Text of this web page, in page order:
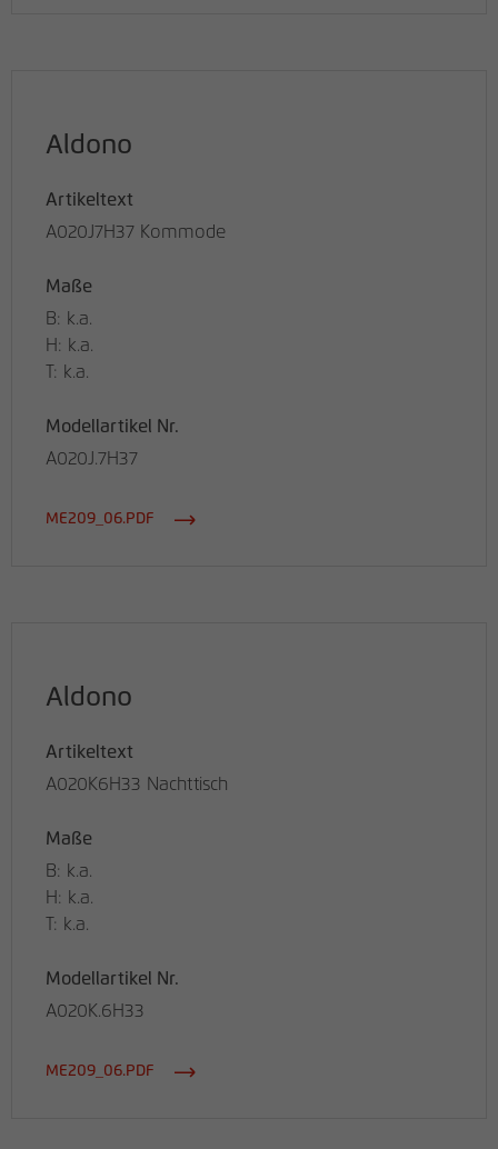
Aldono
Artikeltext
A020J7H37 Kommode
Maße
B: k.a.
H: k.a.
T: k.a.
Modellartikel Nr.
A020J.7H37
ME209_06.PDF
Aldono
Artikeltext
A020K6H33 Nachttisch
Maße
B: k.a.
H: k.a.
T: k.a.
Modellartikel Nr.
A020K.6H33
ME209_06.PDF